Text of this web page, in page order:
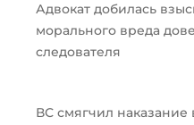
Адвокат добилась
морального вреда
следователя
ВС смягчил наказание